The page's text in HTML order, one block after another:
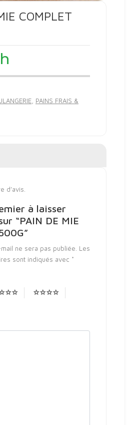
COMPLET
PAINS FRAIS &
d’avis.
à laisser
“PAIN DE MIE
ne sera pas publiée. Les
sont indiqués avec *